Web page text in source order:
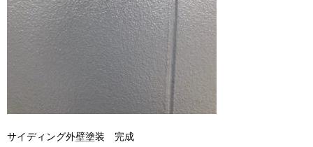
サイディング外壁塗装 完成